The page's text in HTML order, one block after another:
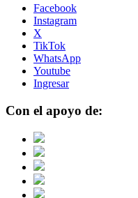
Facebook
Instagram
X
TikTok
WhatsApp
Youtube
Ingresar
Con el apoyo de: